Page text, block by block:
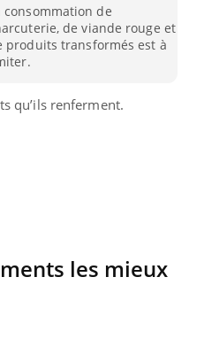
consommation de
de viande rouge et
produits transformés est à
qu’ils renferment.
les mieux